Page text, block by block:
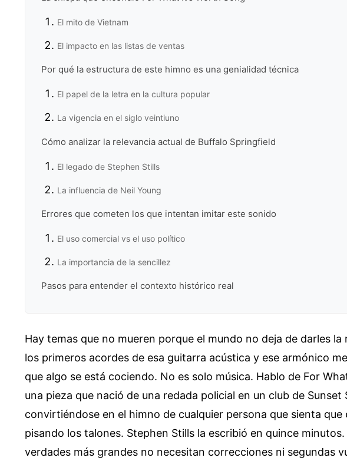
El mito de Vietnam
El impacto en las listas de ventas
Por qué la estructura de este himno es una genialidad técnica
El papel de la letra en la cultura popular
La vigencia en el siglo veintiuno
Cómo analizar la relevancia actual de Buffalo Springfield
El legado de Stephen Stills
La influencia de Neil Young
Errores que cometen los que intentan imitar este sonido
El uso comercial vs el uso político
La importancia de la sencillez
Pasos para entender el contexto histórico real
Hay temas que no mueren porque el mundo no deja de darles la
los primeros acordes de esa guitarra acústica y ese armónico
que algo se está cociendo. No es solo música. Hablo de For
una pieza que nació de una redada policial en un club de
convirtiéndose en el himno de cualquier persona que sienta que
pisando los talones. Stephen Stills la escribió en quince minutos.
verdades más grandes no necesitan correcciones ni segundas